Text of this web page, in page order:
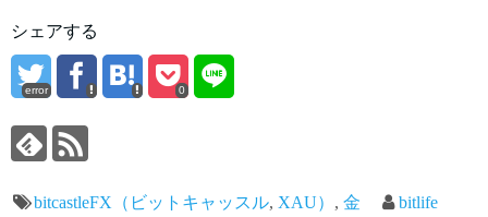
シェアする
error 0
bitcastleFX（ビットキャッスル, XAU） , 金 bitlife